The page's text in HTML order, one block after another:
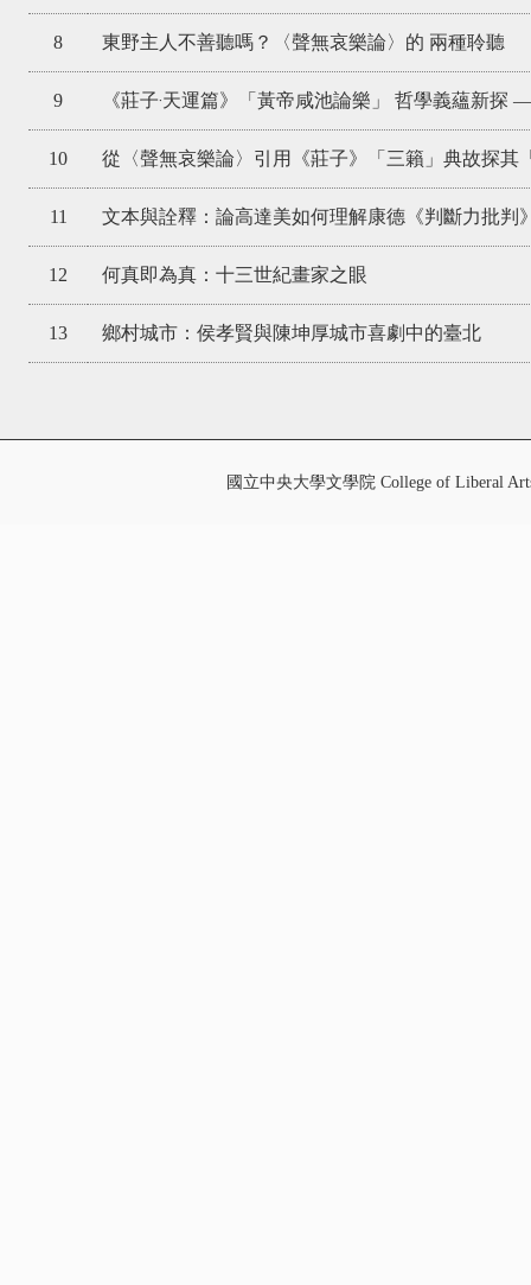
8 東野主人不善聽嗎？〈聲無哀樂論〉的 兩種聆聽
9 《莊子‧天運篇》「黃帝咸池論樂」 哲學義蘊新探
10 從〈聲無哀樂論〉引用《莊子》「三籟」典故探其
11 文本與詮釋：論高達美如何理解康德《判斷力批判
12 何真即為真：十三世紀畫家之眼
13 鄉村城市：侯孝賢與陳坤厚城市喜劇中的臺北
國立中央大學文學院 College of Liberal